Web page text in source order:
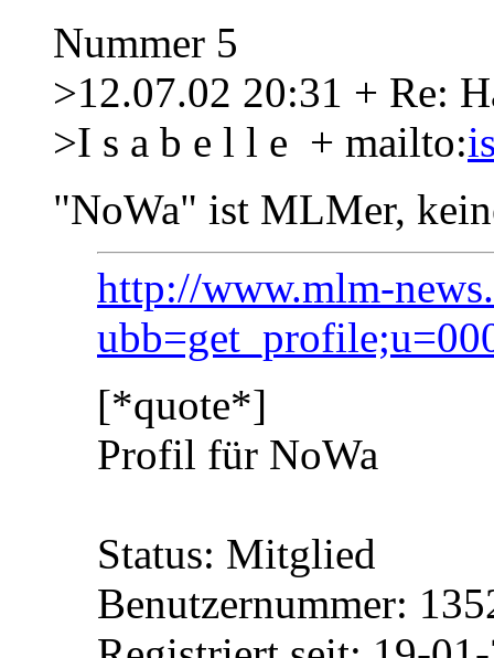
Nummer 5
>12.07.02 20:31 + Re:
>I s a b e l l e + mailto:
"NoWa" ist MLMer,
http://www.mlm-
[*quote*]
Profil für NoWa
Status: Mitglied
Benutzernummer: